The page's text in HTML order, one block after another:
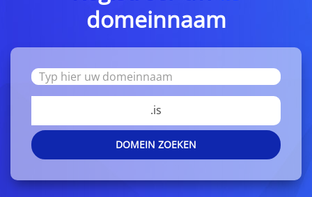
domeinnaam
.is
DOMEIN ZOEKEN